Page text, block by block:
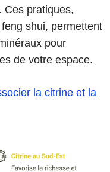
Ces pratiques,
shui, permettent
pour
de votre espace.
la citrine et la